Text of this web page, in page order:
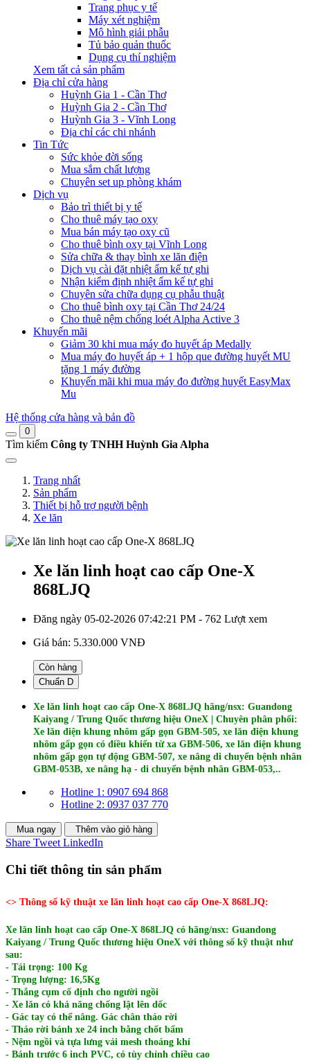
Trang phục y tế
Máy xét nghiệm
Mô hình giải phẫu
Tủ bảo quản thuốc
Dụng cụ thí nghiệm
Xem tất cả sản phẩm
Địa chỉ cửa hàng
Huỳnh Gia 1 - Cần Thơ
Huỳnh Gia 2 - Cần Thơ
Huỳnh Gia 3 - Vĩnh Long
Địa chỉ các chi nhánh
Tin Tức
Sức khỏe đời sống
Mua sắm chất lượng
Chuyên set up phòng khám
Dịch vụ
Bảo trì thiết bị y tế
Cho thuê máy tạo oxy
Mua bán máy tạo oxy cũ
Cho thuê bình oxy tại Vĩnh Long
Sửa chữa & thay bình xe lăn điện
Dịch vụ cài đặt nhiệt ẩm kế tự ghi
Nhận kiểm định nhiệt ẩm kế tự ghi
Chuyên sửa chữa dụng cụ phẫu thuật
Cho thuê bình oxy tại Cần Thơ 24/24
Cho thuê nệm chống loét Alpha Active 3
Khuyến mãi
Giảm 30 khi mua máy đo huyết áp Medally
Mua máy đo huyết áp + 1 hộp que đường huyết MU
tặng 1 máy đường
Khuyến mãi khi mua máy đo đường huyết EasyMax
Mu
Hệ thống cửa hàng và bản đồ
0
Tìm kiếm Công ty TNHH Huỳnh Gia Alpha
Trang nhất
Sản phẩm
Thiết bị hỗ trợ người bệnh
Xe lăn
Xe lăn linh hoạt cao cấp One-X
868LJQ
Đăng ngày 05-02-2026 07:42:21 PM - 762 Lượt xem
Giá bán: 5.330.000 VNĐ
Còn hàng
Chuẩn D
Xe lăn linh hoạt cao cấp One-X 868LJQ hãng/nsx: Guandong
Kaiyang / Trung Quốc thương hiệu OneX
| Chuyên phân phối:
Xe lăn điện khung nhôm gấp gọn GBM-505, xe lăn điện khung
nhôm gấp gọn có điều khiển từ xa GBM-506, xe lăn điện khung
nhôm gấp gọn tự động GBM-507, xe nâng di chuyển bệnh nhân
GBM-053B, xe nâng hạ - di chuyển bệnh nhân GBM-053,..
Hotline 1: 0907 694 868
Hotline 2: 0937 037 770
Mua ngay Thêm vào giỏ hàng
Share Tweet LinkedIn
Chi tiết thông tin sản phẩm
<> Thông số kỹ thuật xe lăn linh hoạt cao cấp One-X 868LJQ:
Xe lăn linh hoạt cao cấp One-X 868LJQ có hãng/nsx: Guandong
Kaiyang / Trung Quốc thương hiệu OneX với thông số kỹ thuật như
sau:
- Tải trọng: 100 Kg
​- Trọng lượng: 16,5Kg
- Thắng cụm cố định cho người ngồi
- Xe lăn có khả năng chống lật lên dốc
- Gác tay có thể nâng. Gác chân tháo rời
- Tháo rời bánh xe 24 inch bằng chốt bấm
- Nệm ngồi và tựa lưng vải mesh thoáng khí
- Bánh trước 6 inch PVC, có tùy chỉnh chiều cao